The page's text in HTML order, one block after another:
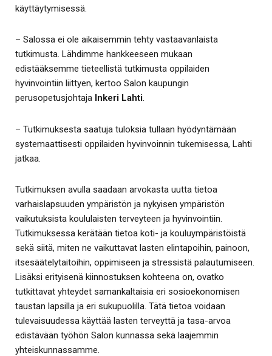
käyttäytymisessä.
– Salossa ei ole aikaisemmin tehty vastaavanlaista
tutkimusta. Lähdimme hankkeeseen mukaan
edistääksemme tieteellistä tutkimusta oppilaiden
hyvinvointiin liittyen, kertoo Salon kaupungin
perusopetusjohtaja Inkeri Lahti.
– Tutkimuksesta saatuja tuloksia tullaan hyödyntämään
systemaattisesti oppilaiden hyvinvoinnin tukemisessa, Lahti
jatkaa.
Tutkimuksen avulla saadaan arvokasta uutta tietoa
varhaislapsuuden ympäristön ja nykyisen ympäristön
vaikutuksista koululaisten terveyteen ja hyvinvointiin.
Tutkimuksessa kerätään tietoa koti- ja kouluympäristöistä
sekä siitä, miten ne vaikuttavat lasten elintapoihin, painoon,
itsesäätelytaitoihin, oppimiseen ja stressistä palautumiseen.
Lisäksi erityisenä kiinnostuksen kohteena on, ovatko
tutkittavat yhteydet samankaltaisia eri sosioekonomisen
taustan lapsilla ja eri sukupuolilla. Tätä tietoa voidaan
tulevaisuudessa käyttää lasten terveyttä ja tasa-arvoa
edistävään työhön Salon kunnassa sekä laajemmin
yhteiskunnassamme.